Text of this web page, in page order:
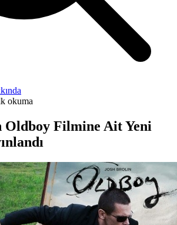
okuma
Oldboy Filmine Ait Yeni